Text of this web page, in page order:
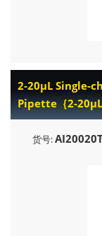
2-20μL Single-
Pipette｛2-
货号: